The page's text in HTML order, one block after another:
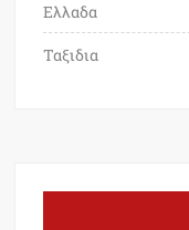
Ελλαδα
Ταξιδια